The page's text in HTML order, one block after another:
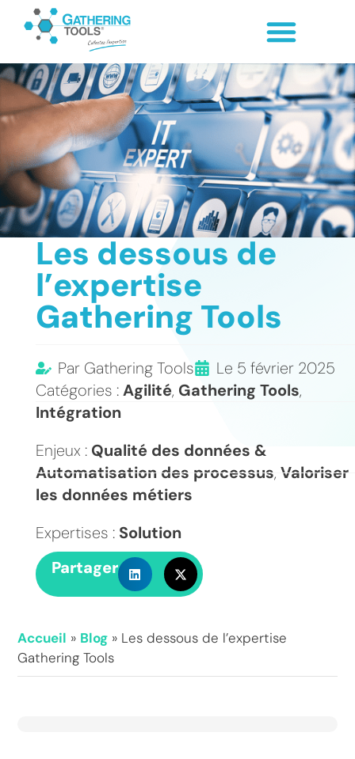
Les dessous de
l’expertise
Gathering Tools
ParGathering Tools Le 5 février 2025
Catégories :Agilité, Gathering Tools,
Intégration
Enjeux : Qualité des données &
Automatisation des processus, Valoriser
les données métiers
Expertises : Solution
Partager
Accueil » Blog » Les dessous de l’expertise
Gathering Tools